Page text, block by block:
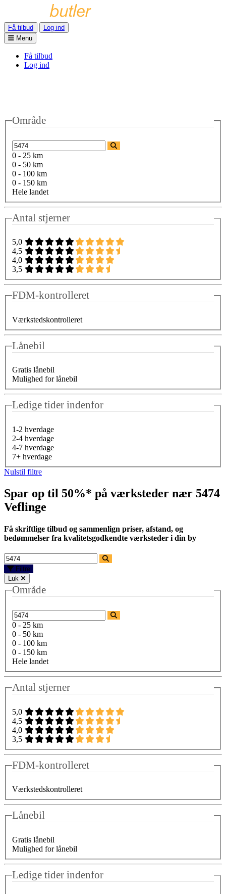
Få tilbud
Log ind
Menu
Få tilbud
Log ind
Område
0 - 25 km
0 - 50 km
0 - 100 km
0 - 150 km
Hele landet
Antal stjerner
5,0
4,5
4,0
3,5
FDM-kontrolleret
Værkstedskontrolleret
Lånebil
Gratis lånebil
Mulighed for lånebil
Ledige tider indenfor
1-2 hverdage
2-4 hverdage
4-7 hverdage
7+ hverdage
Nulstil filtre
Spar op til 50%* på værksteder nær 5474
Veflinge
Få skriftlige tilbud og sammenlign priser, afstand, og
bedømmelser fra kvalitetsgodkendte værksteder i din by
Filtre
Luk
Område
0 - 25 km
0 - 50 km
0 - 100 km
0 - 150 km
Hele landet
Antal stjerner
5,0
4,5
4,0
3,5
FDM-kontrolleret
Værkstedskontrolleret
Lånebil
Gratis lånebil
Mulighed for lånebil
Ledige tider indenfor